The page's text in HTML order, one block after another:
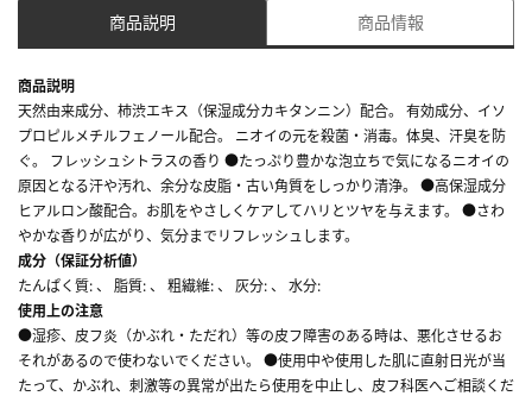
商品説明 商品情報
商品説明
天然由来成分、柿渋エキス（保湿成分カキタンニン）配合。 有効成分、イソ
プロピルメチルフェノール配合。 ニオイの元を殺菌・消毒。体臭、汗臭を防
ぐ。 フレッシュシトラスの香り ●たっぷり豊かな泡立ちで気になるニオイの
原因となる汗や汚れ、余分な皮脂・古い角質をしっかり清浄。 ●高保湿成分
ヒアルロン酸配合。お肌をやさしくケアしてハリとツヤを与えます。 ●さわ
やかな香りが広がり、気分までリフレッシュします。
成分（保証分析値）
たんぱく質: 、 脂質: 、 粗繊維: 、 灰分: 、 水分:
使用上の注意
●湿疹、皮フ炎（かぶれ・ただれ）等の皮フ障害のある時は、悪化させるお
それがあるので使わないでください。 ●使用中や使用した肌に直射日光が当
たって、かぶれ、刺激等の異常が出たら使用を中止し、皮フ科医へご相談くだ